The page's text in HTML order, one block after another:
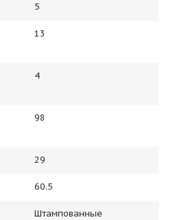
5
13
4
98
29
60.5
Штампованные